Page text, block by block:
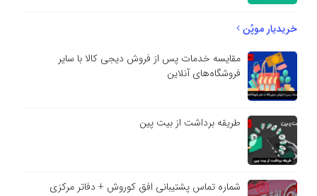
خریدیار موپُن
مقایسه خدمات پس از فروش دیجی کالا با سایر
فروشگاه‌های آنلاین
طریقه برداشت از بیت پین
شماره تماس پشتیبانی افق کوروش + دفاتر مرکزی